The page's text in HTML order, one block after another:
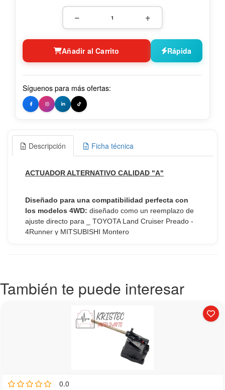
− +
Añadir al Carrito Rápida
Síguenos para más ofertas:
Descripción Ficha técnica
También te puede interesar
0.0